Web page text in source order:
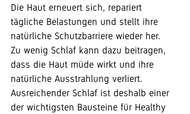
Die Haut erneuert sich, repariert
tägliche Belastungen und stellt ihre
natürliche Schutzbarriere wieder her.
Zu wenig Schlaf kann dazu beitragen,
dass die Haut müde wirkt und ihre
natürliche Ausstrahlung verliert.
Ausreichender Schlaf ist deshalb einer
der wichtigsten Bausteine für Healthy